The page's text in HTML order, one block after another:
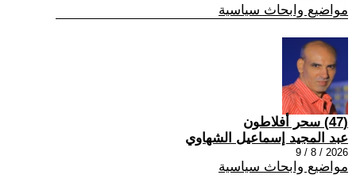
مواضيع وابحاث سياسية
(47) سحر أفلاطون
عبد المجيد إسماعيل الشهاوي
2026 / 8 / 9
مواضيع وابحاث سياسية